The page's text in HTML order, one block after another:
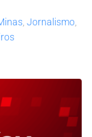
Jornalismo